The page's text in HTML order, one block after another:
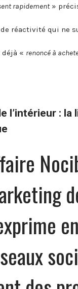
rapidement»
réactivité qui ne
déjà « renoncé à
l’intérieur :